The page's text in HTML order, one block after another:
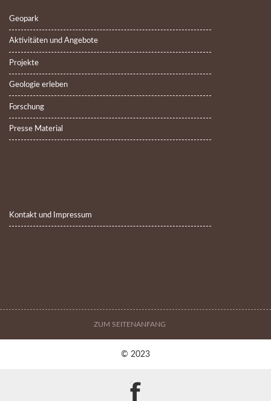
Geopark
Aktivitäten und Angebote
Projekte
Geologie erleben
Forschung
Presse Material
Kontakt und Impressum
ZUM SEITENANFANG
© 2023